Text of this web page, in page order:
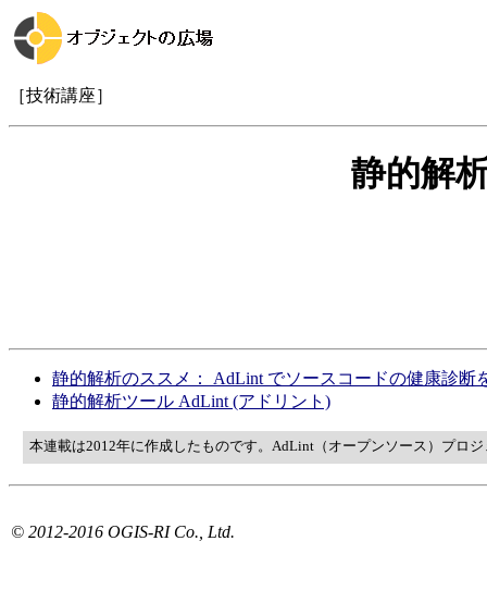
［技術講座］
静的解
静的解析のススメ： AdLint でソースコードの健康診断
静的解析ツール AdLint (アドリント)
本連載は2012年に作成したものです。AdLint（オープンソース）プロ
© 2012-2016 OGIS-RI Co., Ltd.